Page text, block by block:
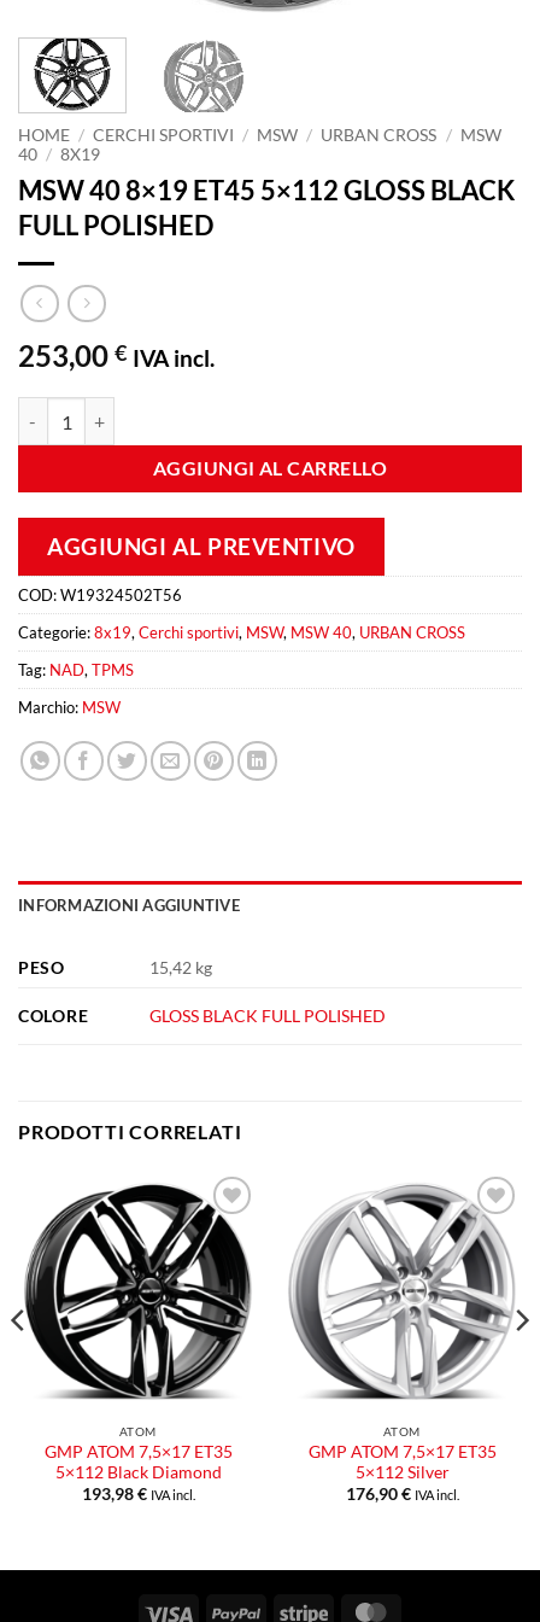
HOME / CERCHI SPORTIVI / MSW / URBAN CROSS / MSW
40 / 8X19
MSW 40 8×19 ET45 5×112 GLOSS BLACK
FULL POLISHED
253,00 € IVA incl.
AGGIUNGI AL CARRELLO
AGGIUNGI AL PREVENTIVO
COD:W19324502T56
Categorie:8x19,Cerchi sportivi, MSW, MSW 40, URBAN CROSS
Tag: NAD,TPMS
Marchio: MSW
INFORMAZIONI AGGIUNTIVE
PESO 15,42 kg
COLORE GLOSS BLACK FULL POLISHED
PRODOTTI CORRELATI
Aggiungi
alla lista
dei
desideri
ATOM
GMP ATOM 7,5×17 ET35
5×112 Black Diamond
193,98€ IVA incl.
Aggiungi
alla lista
dei
desideri
ATOM
GMP ATOM 7,5×17 ET35
5×112 Silver
176,90€ IVA incl.
Visa PayPal Stripe